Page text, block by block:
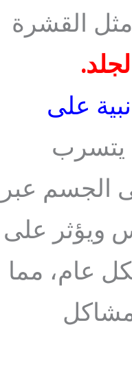
القشرة
على
يتسرب
الجسم عبر
ويؤثر على
عام، مما